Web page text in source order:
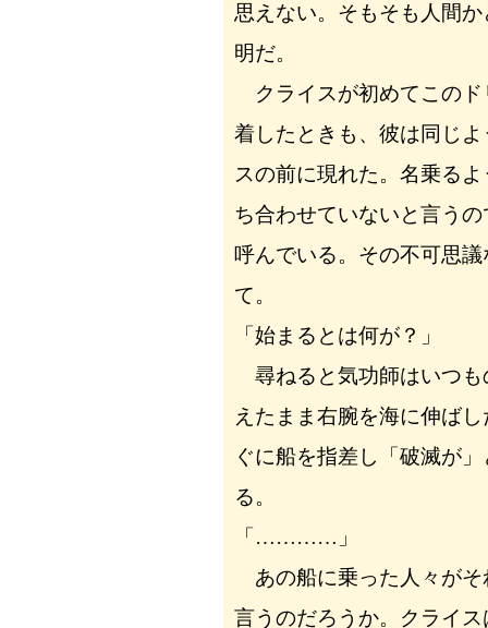
思えない。そもそも人間
明だ。
クライスが初めてこのド
着したときも、彼は同じ
スの前に現れた。名乗る
ち合わせていないと言う
呼んでいる。その不可思
て。
「始まるとは何が？」
尋ねると気功師はいつも
えたまま右腕を海に伸ば
ぐに船を指差し「破滅が
る。
「…………」
あの船に乗った人々がそ
言うのだろうか。クライ